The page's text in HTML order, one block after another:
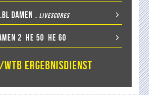
Damen . LiveScores
2 He 50 He 60
WTB Ergebnisdienst